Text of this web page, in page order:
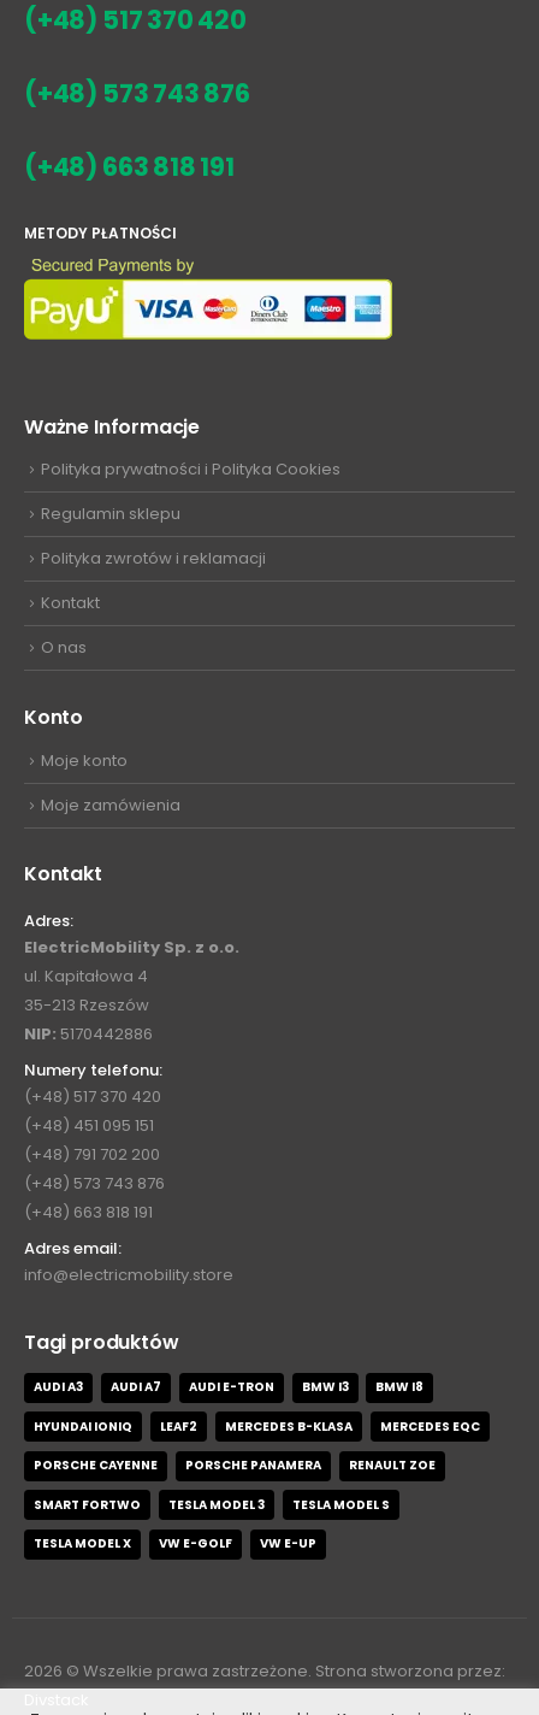
(+48) 517 370 420
(+48) 573 743 876
(+48) 663 818 191
METODY PŁATNOŚCI
Ważne Informacje
Polityka prywatności i Polityka Cookies
Regulamin sklepu
Polityka zwrotów i reklamacji
Kontakt
O nas
Konto
Moje konto
Moje zamówienia
Kontakt
Adres:
ElectricMobility Sp. z o.o.
ul. Kapitałowa 4
35-213 Rzeszów
NIP: 5170442886
Numery telefonu:
(+48) 517 370 420
(+48) 451 095 151
(+48) 791 702 200
(+48) 573 743 876
(+48) 663 818 191
Adres email:
info@electricmobility.store
Tagi produktów
AUDI A3 AUDI A7 AUDI E-TRON BMW I3 BMW I8
HYUNDAI IONIQ LEAF2 MERCEDES B-KLASA MERCEDES EQC
PORSCHE CAYENNE PORSCHE PANAMERA RENAULT ZOE
SMART FORTWO TESLA MODEL 3 TESLA MODEL S
TESLA MODEL X VW E-GOLF VW E-UP
2026 © Wszelkie prawa zastrzeżone. Strona stworzona przez: